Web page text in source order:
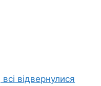
відвернулися